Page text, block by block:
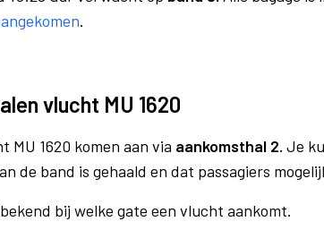
.
vlucht MU 1620
MU 1620 komen aan via aankomsthal 2. Je
de band is gehaald en dat passagiers
bij welke gate een vlucht aankomt.